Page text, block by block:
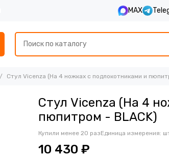
MAX
Стул Vicenza (На 4 ножках с подлокотниками и
Стул Vicenza (На 4
пюпитром - BLACK)
Купили менее 20 разЕдиница измерения:
10 430 ₽